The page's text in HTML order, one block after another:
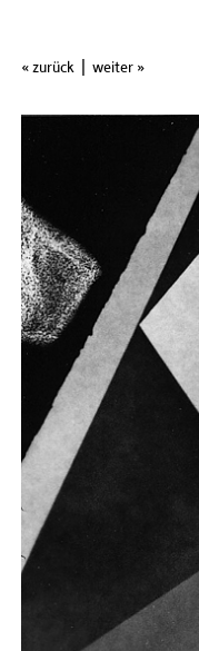
« zurück | weiter »